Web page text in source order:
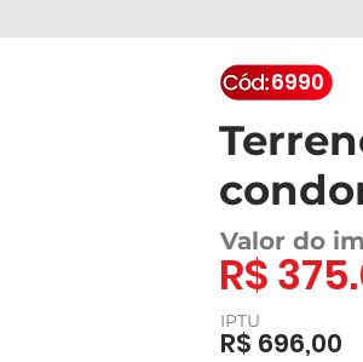
6990
R$
Valor do
R$ 696,00
IPTU